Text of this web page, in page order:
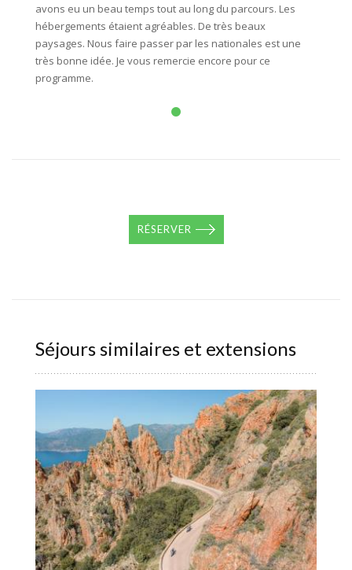
avons eu un beau temps tout au long du parcours. Les
hébergements étaient agréables. De très beaux
paysages. Nous faire passer par les nationales est une
très bonne idée. Je vous remercie encore pour ce
programme.
RÉSERVER
Séjours similaires et extensions